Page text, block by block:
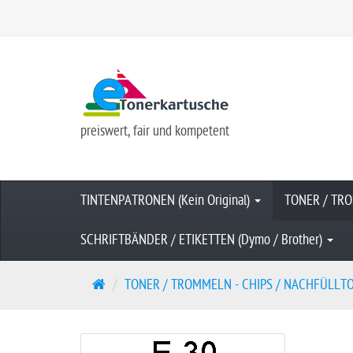
preiswert, fair und kompetent
TINTENPATRONEN (Kein Original) TONER /
SCHRIFTBÄNDER / ETIKETTEN (Dymo / Brother)
S
TONER / TROMMELN - CHIPS /